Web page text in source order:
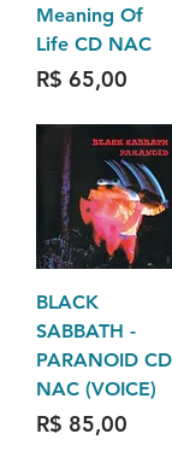
Meaning Of
Life CD NAC
Preço
R$ 65,00
BLACK
SABBATH -
PARANOID CD
NAC (VOICE)
Preço
R$ 85,00